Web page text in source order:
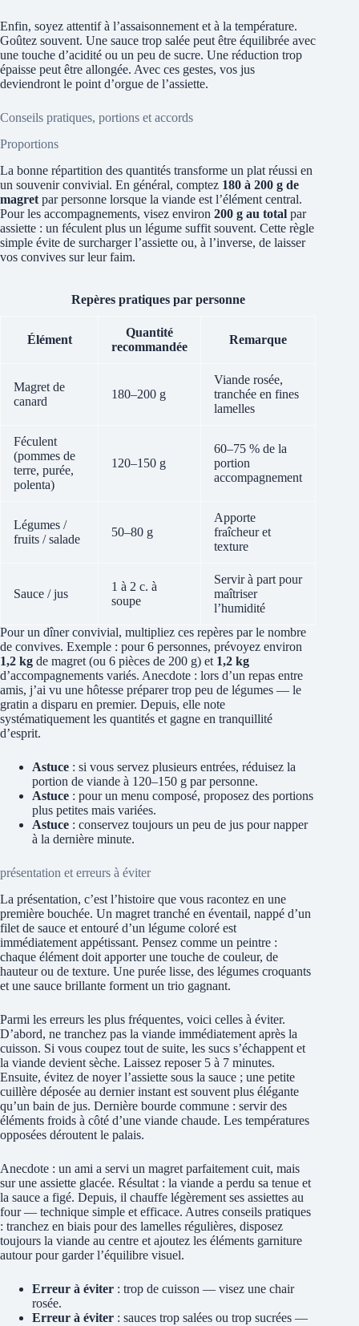
Enfin, soyez attentif à l’assaisonnement et à la température.
Goûtez souvent. Une sauce trop salée peut être équilibrée avec
une touche d’acidité ou un peu de sucre. Une réduction trop
épaisse peut être allongée. Avec ces gestes, vos jus
deviendront le point d’orgue de l’assiette.
Conseils pratiques, portions et accords
Proportions
La bonne répartition des quantités transforme un plat réussi en
un souvenir convivial. En général, comptez 180 à 200 g de
magret par personne lorsque la viande est l’élément central.
Pour les accompagnements, visez environ 200 g au total par
assiette : un féculent plus un légume suffit souvent. Cette règle
simple évite de surcharger l’assiette ou, à l’inverse, de laisser
vos convives sur leur faim.
Repères pratiques par personne
Élément
Quantité
recommandée
Remarque
Magret de
canard
180–200 g
Viande rosée,
tranchée en fines
lamelles
Féculent
(pommes de
terre, purée,
polenta)
120–150 g
60–75 % de la
portion
accompagnement
Légumes /
fruits / salade
50–80 g
Apporte
fraîcheur et
texture
Sauce / jus
1 à 2 c. à
soupe
Servir à part pour
maîtriser
l’humidité
Pour un dîner convivial, multipliez ces repères par le nombre
de convives. Exemple : pour 6 personnes, prévoyez environ
1,2 kg de magret (ou 6 pièces de 200 g) et 1,2 kg
d’accompagnements variés. Anecdote : lors d’un repas entre
amis, j’ai vu une hôtesse préparer trop peu de légumes — le
gratin a disparu en premier. Depuis, elle note
systématiquement les quantités et gagne en tranquillité
d’esprit.
Astuce : si vous servez plusieurs entrées, réduisez la
portion de viande à 120–150 g par personne.
Astuce : pour un menu composé, proposez des portions
plus petites mais variées.
Astuce : conservez toujours un peu de jus pour napper
à la dernière minute.
présentation et erreurs à éviter
La présentation, c’est l’histoire que vous racontez en une
première bouchée. Un magret tranché en éventail, nappé d’un
filet de sauce et entouré d’un légume coloré est
immédiatement appétissant. Pensez comme un peintre :
chaque élément doit apporter une touche de couleur, de
hauteur ou de texture. Une purée lisse, des légumes croquants
et une sauce brillante forment un trio gagnant.
Parmi les erreurs les plus fréquentes, voici celles à éviter.
D’abord, ne tranchez pas la viande immédiatement après la
cuisson. Si vous coupez tout de suite, les sucs s’échappent et
la viande devient sèche. Laissez reposer 5 à 7 minutes.
Ensuite, évitez de noyer l’assiette sous la sauce ; une petite
cuillère déposée au dernier instant est souvent plus élégante
qu’un bain de jus. Dernière bourde commune : servir des
éléments froids à côté d’une viande chaude. Les températures
opposées déroutent le palais.
Anecdote : un ami a servi un magret parfaitement cuit, mais
sur une assiette glacée. Résultat : la viande a perdu sa tenue et
la sauce a figé. Depuis, il chauffe légèrement ses assiettes au
four — technique simple et efficace. Autres conseils pratiques
: tranchez en biais pour des lamelles régulières, disposez
toujours la viande au centre et ajoutez les éléments garniture
autour pour garder l’équilibre visuel.
Erreur à éviter : trop de cuisson — visez une chair
rosée.
Erreur à éviter : sauces trop salées ou trop sucrées —